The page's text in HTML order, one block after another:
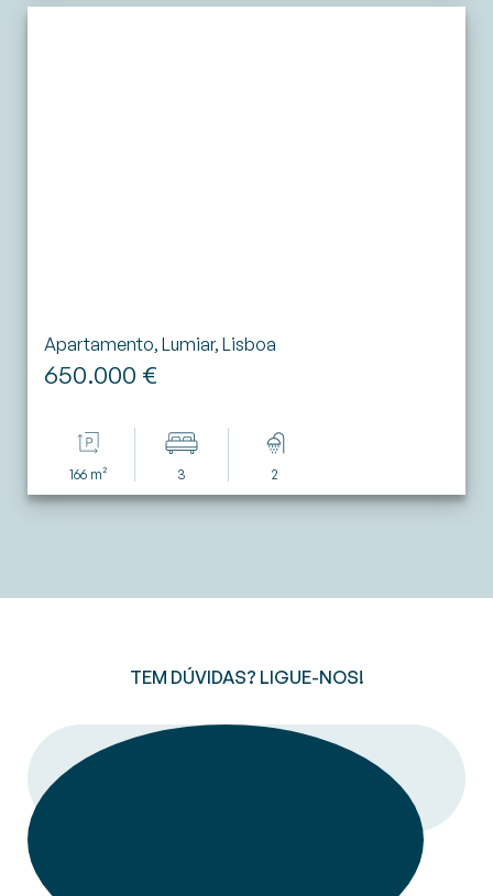
Apartamento, Lumiar, Lisboa
650.000 €
166 m² 3 2
TEM DÚVIDAS? LIGUE-NOS!